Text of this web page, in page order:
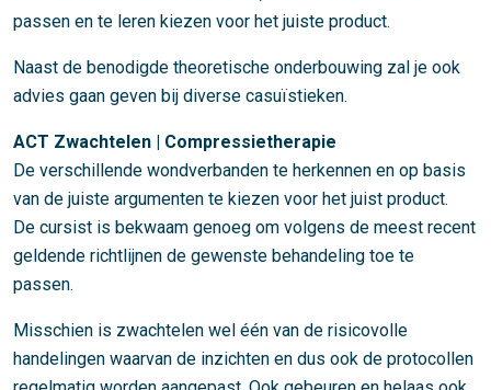
passen en te leren kiezen voor het juiste product.
Naast de benodigde theoretische onderbouwing zal je ook
advies gaan geven bij diverse casuïstieken.
ACT Zwachtelen | Compressietherapie
De verschillende wondverbanden te herkennen en op basis
van de juiste argumenten te kiezen voor het juist product.
De cursist is bekwaam genoeg om volgens de meest recent
geldende richtlijnen de gewenste behandeling toe te
passen.
Misschien is zwachtelen wel één van de risicovolle
handelingen waarvan de inzichten en dus ook de protocollen